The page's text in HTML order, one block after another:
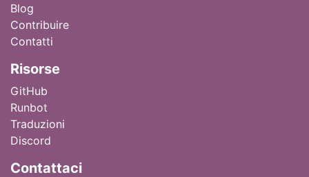
Blog
Contribuire
Contatti
Risorse
GitHub
Runbot
Traduzioni
Discord
Contattaci